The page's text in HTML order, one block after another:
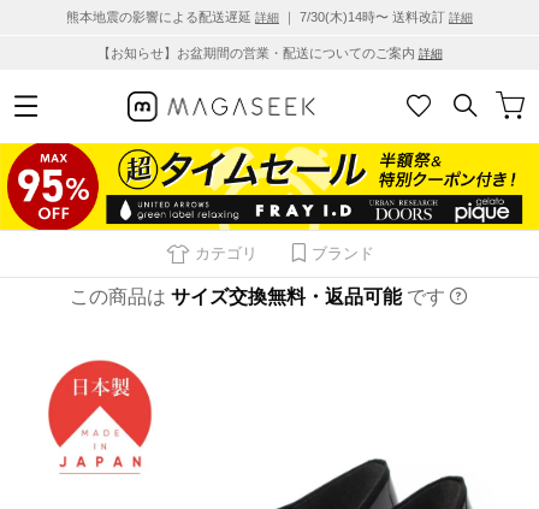
熊本地震の影響による配送遅延 詳細 ｜ 7/30(木)14時〜 送料改訂 詳細
【お知らせ】お盆期間の営業・配送についてのご案内 詳細
カテゴリ ブランド
この商品は サイズ交換無料・返品可能 です